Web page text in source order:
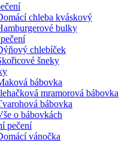
chleba kváskový
bulky
chlebíček
šneky
bábovka
mramorová bábovka
bábovka
o bábovkách
pečení
vánočka